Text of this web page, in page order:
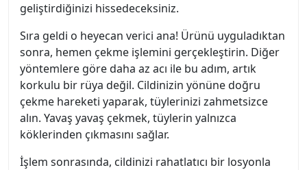
geliştirdiğinizi hissedeceksiniz.
Sıra geldi o heyecan verici ana! Ürünü uyguladıktan
sonra, hemen çekme işlemini gerçekleştirin. Diğer
yöntemlere göre daha az acı ile bu adım, artık
korkulu bir rüya değil. Cildinizin yönüne doğru
çekme hareketi yaparak, tüylerinizi zahmetsizce
alın. Yavaş yavaş çekmek, tüylerin yalnızca
köklerinden çıkmasını sağlar.
İşlem sonrasında, cildinizi rahatlatıcı bir losyonla